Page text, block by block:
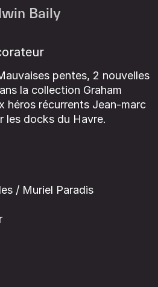
Baily
pentes, 2 nouvelles
la collection Graham
héros récurrents Jean-marc
les docks du Havre.
/ Muriel Paradis